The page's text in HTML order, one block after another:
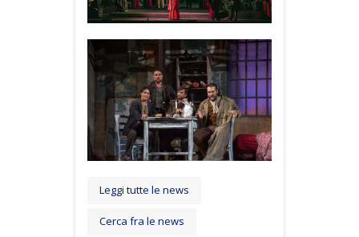
Leggi tutte le news
Cerca fra le news